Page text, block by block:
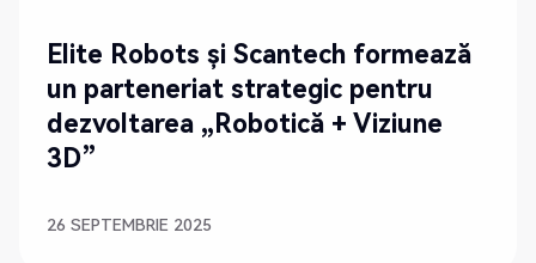
Elite Robots și Scantech formează
un parteneriat strategic pentru
dezvoltarea „Robotică + Viziune
3D”
26 SEPTEMBRIE 2025